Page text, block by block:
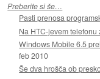
Preberite si še…
Pasti prenosa
Na HTC-jevem telefonu
Windows Mobile 6.5
feb 2010
Še dva hrošča ob